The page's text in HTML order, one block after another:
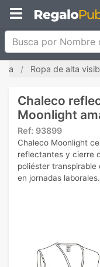
Busca por Nombre
Ropa de alta
Chaleco
Moonlight
Ref: 93899
Chaleco Moonlight
reflectantes y cierre
poliéster transpirable
en jornadas laborales.